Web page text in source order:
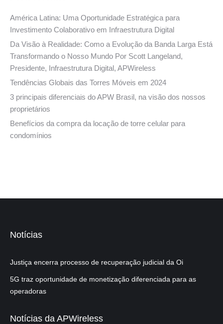
América Latina: Uma Oportunidade Estratégica para
Investimento Colaborativo em Infraestrutura Digital
Da Visão à Realidade: Como a Evolução da Banda Larga Está
Transformando o Nosso Mundo Por Scott Langeland,
Presidente, Infraestrutura Digital, APWireless
Tendências Globais das Torres Móveis em 2024
3 principais diferenciais do APW Brasil, na visão dos nossos
proprietários
Benefícios da compra da locação de torre celular para
condomínios
Notícias
Justiça encerra processo de recuperação judicial da Oi
5G traz oportunidade de monetização diferenciada para as
operadoras
Notícias da APWireless